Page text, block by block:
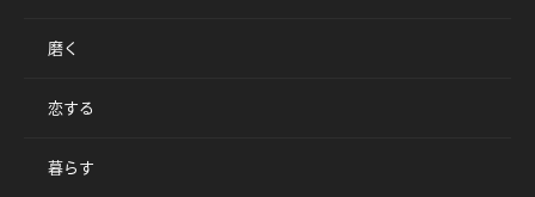
磨く
恋する
暮らす